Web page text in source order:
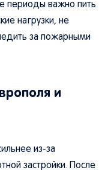
периоды важно пить
нагрузки, не
за пожарными
и
из-за
застройки. После